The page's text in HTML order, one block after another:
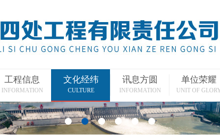
工程信息
INFORMATION
文化经纬
CULTURE
讯息方圆
INFORMATION
单位荣耀
UNIT OF